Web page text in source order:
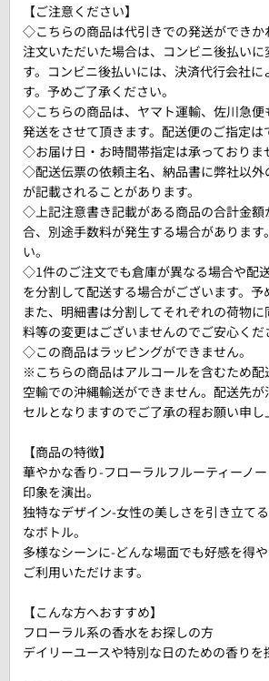
【ご注意ください】
◇こちらの商品は代引きでの発送ができか
注文いただいた場合は、コンビニ後払いに
す。コンビニ後払いには、決済代行会社に
す。予めご了承ください。
◇こちらの商品は、ヤマト運輸、佐川急便
発送をさせて頂きます。配送便のご指定は
◇お届け日・お時間帯指定は承っておりま
◇配送伝票の依頼主名、納品書に弊社以外
が記載されることがあります。
◇上記注意書き記載がある商品の合計金額
合、別途手数料が発生する場合があります
い。
◇1件のご注文でも倉庫が異なる場合や配
を分割して配送する場合がございます。予
また、明細書は分割してそれぞれの荷物
料等の変更はございませんのでご安心くだ
◇この商品はラッピングができません。
※こちらの商品はアルコールを含むため配
空輸での沖縄輸送ができません。配送先
セルとなりますのでご了承の程お願い申し
【商品の特徴】
華やかな香り-フローラルフルーティーノ
印象を演出。
独特なデザイン-女性の美しさを引き立て
なボトル。
多様なシーンに-どんな場面でも好感を得
ご利用いただけます。
【こんな方へおすすめ】
フローラル系の香水をお探しの方
デイリーユースや特別な日のための香りを